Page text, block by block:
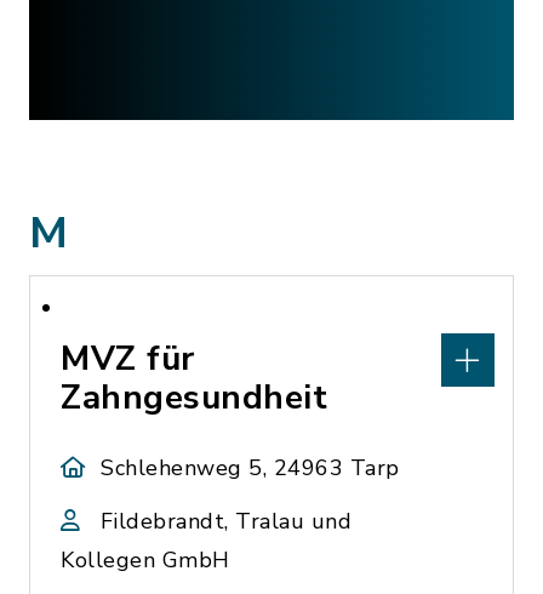
M
MVZ für
Zahngesundheit
Schlehenweg 5, 24963 Tarp
Fildebrandt, Tralau und
Kollegen GmbH